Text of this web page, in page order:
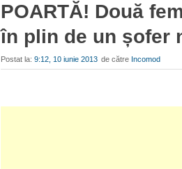
POARTĂ! Două
în plin de un șofer
Postat la: 9:12, 10 iunie 2013 de către Incomod